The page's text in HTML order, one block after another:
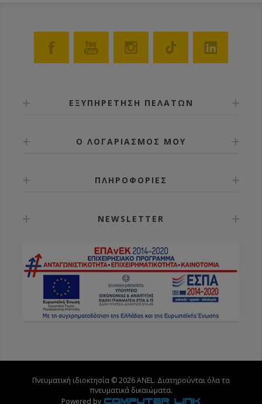
ΕΞΥΠΗΡΕΤΗΣΗ ΠΕΛΑΤΩΝ
Ο ΛΟΓΑΡΙΑΣΜΟΣ ΜΟΥ
ΠΛΗΡΟΦΟΡΙΕΣ
NEWSLETTER
Πνευματική ιδιοκτησία © 2026 ANEL. Διατηρούνται όλα τα
πνευματικά δικαιώματα.
Powered by